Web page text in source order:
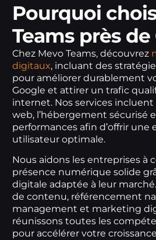
Pourquoi
Teams près
Chez Mevo Teams, découvrez
digitaux, incluant des
pour améliorer durablement
Google et attirer un trafic
internet. Nos services
web, l’hébergement sécurisé
performances afin d’offrir une
utilisateur optimale.
Nous aidons les entreprises à
présence numérique solide
digitale adaptée à leur
de contenu, référencement
management et marketing
réunissons toutes les
pour accélérer votre